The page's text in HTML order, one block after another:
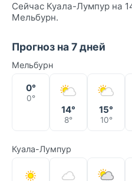
Сейчас Куала-Лумпур на
Мельбурн.
Прогноз на 7 дней
Мельбурн
0°
0°
14°
8°
15°
10°
Куала-Лумпур